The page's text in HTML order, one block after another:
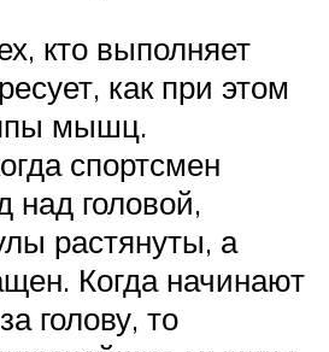
кто выполняет
как при этом
мышц.
спортсмен
над головой,
растянуты, а
Когда начинают
голову, то